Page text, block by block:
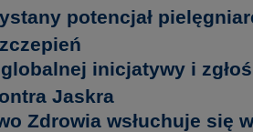
potencjał
globalnej inicjatywy i
Jaskra
Zdrowia wsłuchuje się